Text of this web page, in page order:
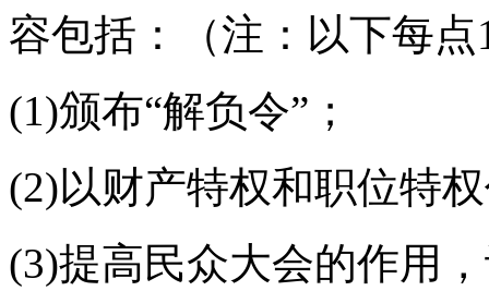
容包括：（注：以下每
(1)颁布“解负令”；
(2)以财产特权和职位特
(3)提高民众大会的作用